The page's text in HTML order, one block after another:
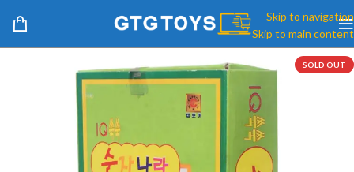
Skip to navigation
Skip to main content
SOLD OUT